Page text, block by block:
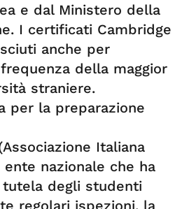
e dal Ministero della
I certificati Cambridge
anche per
della maggior
straniere.
per la preparazione
Italiana
ente nazionale che ha
degli studenti
regolari ispezioni, la